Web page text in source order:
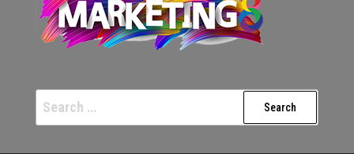
Search
for: